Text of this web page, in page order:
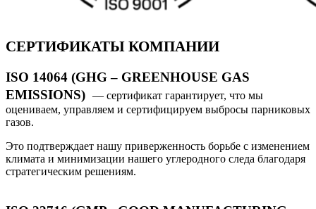
СЕРТИФИКАТЫ КОМПАНИИ
ISO 14064 (GHG – GREENHOUSE GAS
EMISSIONS) — сертификат гарантирует, что мы
оцениваем, управляем и сертифицируем выбросы парниковых
газов.
Это подтверждает нашу приверженность борьбе с изменением
климата и минимизации нашего углеродного следа благодаря
стратегическим решениям.